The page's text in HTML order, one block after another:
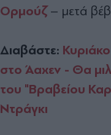
Ορμούζ– μετά
Διαβάστε:
στο Άαχεν - Θα
του "Βραβείου
Ντράγκι